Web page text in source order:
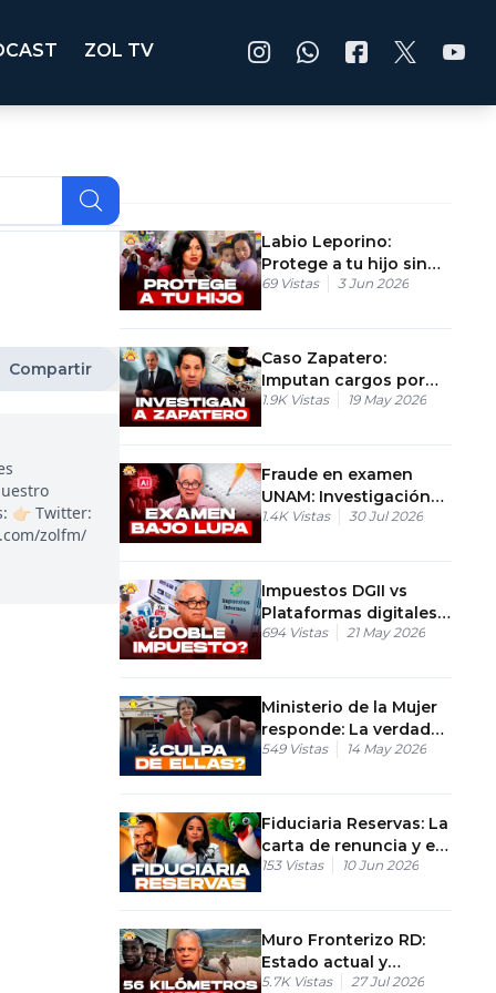
ZOL TV
Compartir
Twitter:
zolfm/
Labio Leporino:
Protege a tu hijo sin
gastar un peso
69 Vistas 3 Jun 2026
Caso Zapatero:
Imputan cargos por
lavado de activos del
1.9K Vistas 19 May 2026
Fraude en examen
UNAM: Investigación
por uso de IA.
1.4K Vistas 30 Jul 2026
Impuestos DGII vs
Plataformas digitales:
La guerra secreta
694 Vistas 21 May 2026
Ministerio de la Mujer
responde: La verdad
tras el feminicidio de
549 Vistas 14 May 2026
Fiduciaria Reservas: La
carta de renuncia y el
control de los Juegos
153 Vistas 10 Jun 2026
Muro Fronterizo RD:
Estado actual y
control de seguridad
5.7K Vistas 27 Jul 2026